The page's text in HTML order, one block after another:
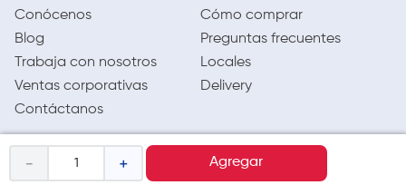
＋
－ Agregar
Conócenos
Blog
Trabaja con nosotros
Ventas corporativas
Contáctanos
Cómo comprar
Preguntas frecuentes
Locales
Delivery
LEGAL
Términos y condiciones